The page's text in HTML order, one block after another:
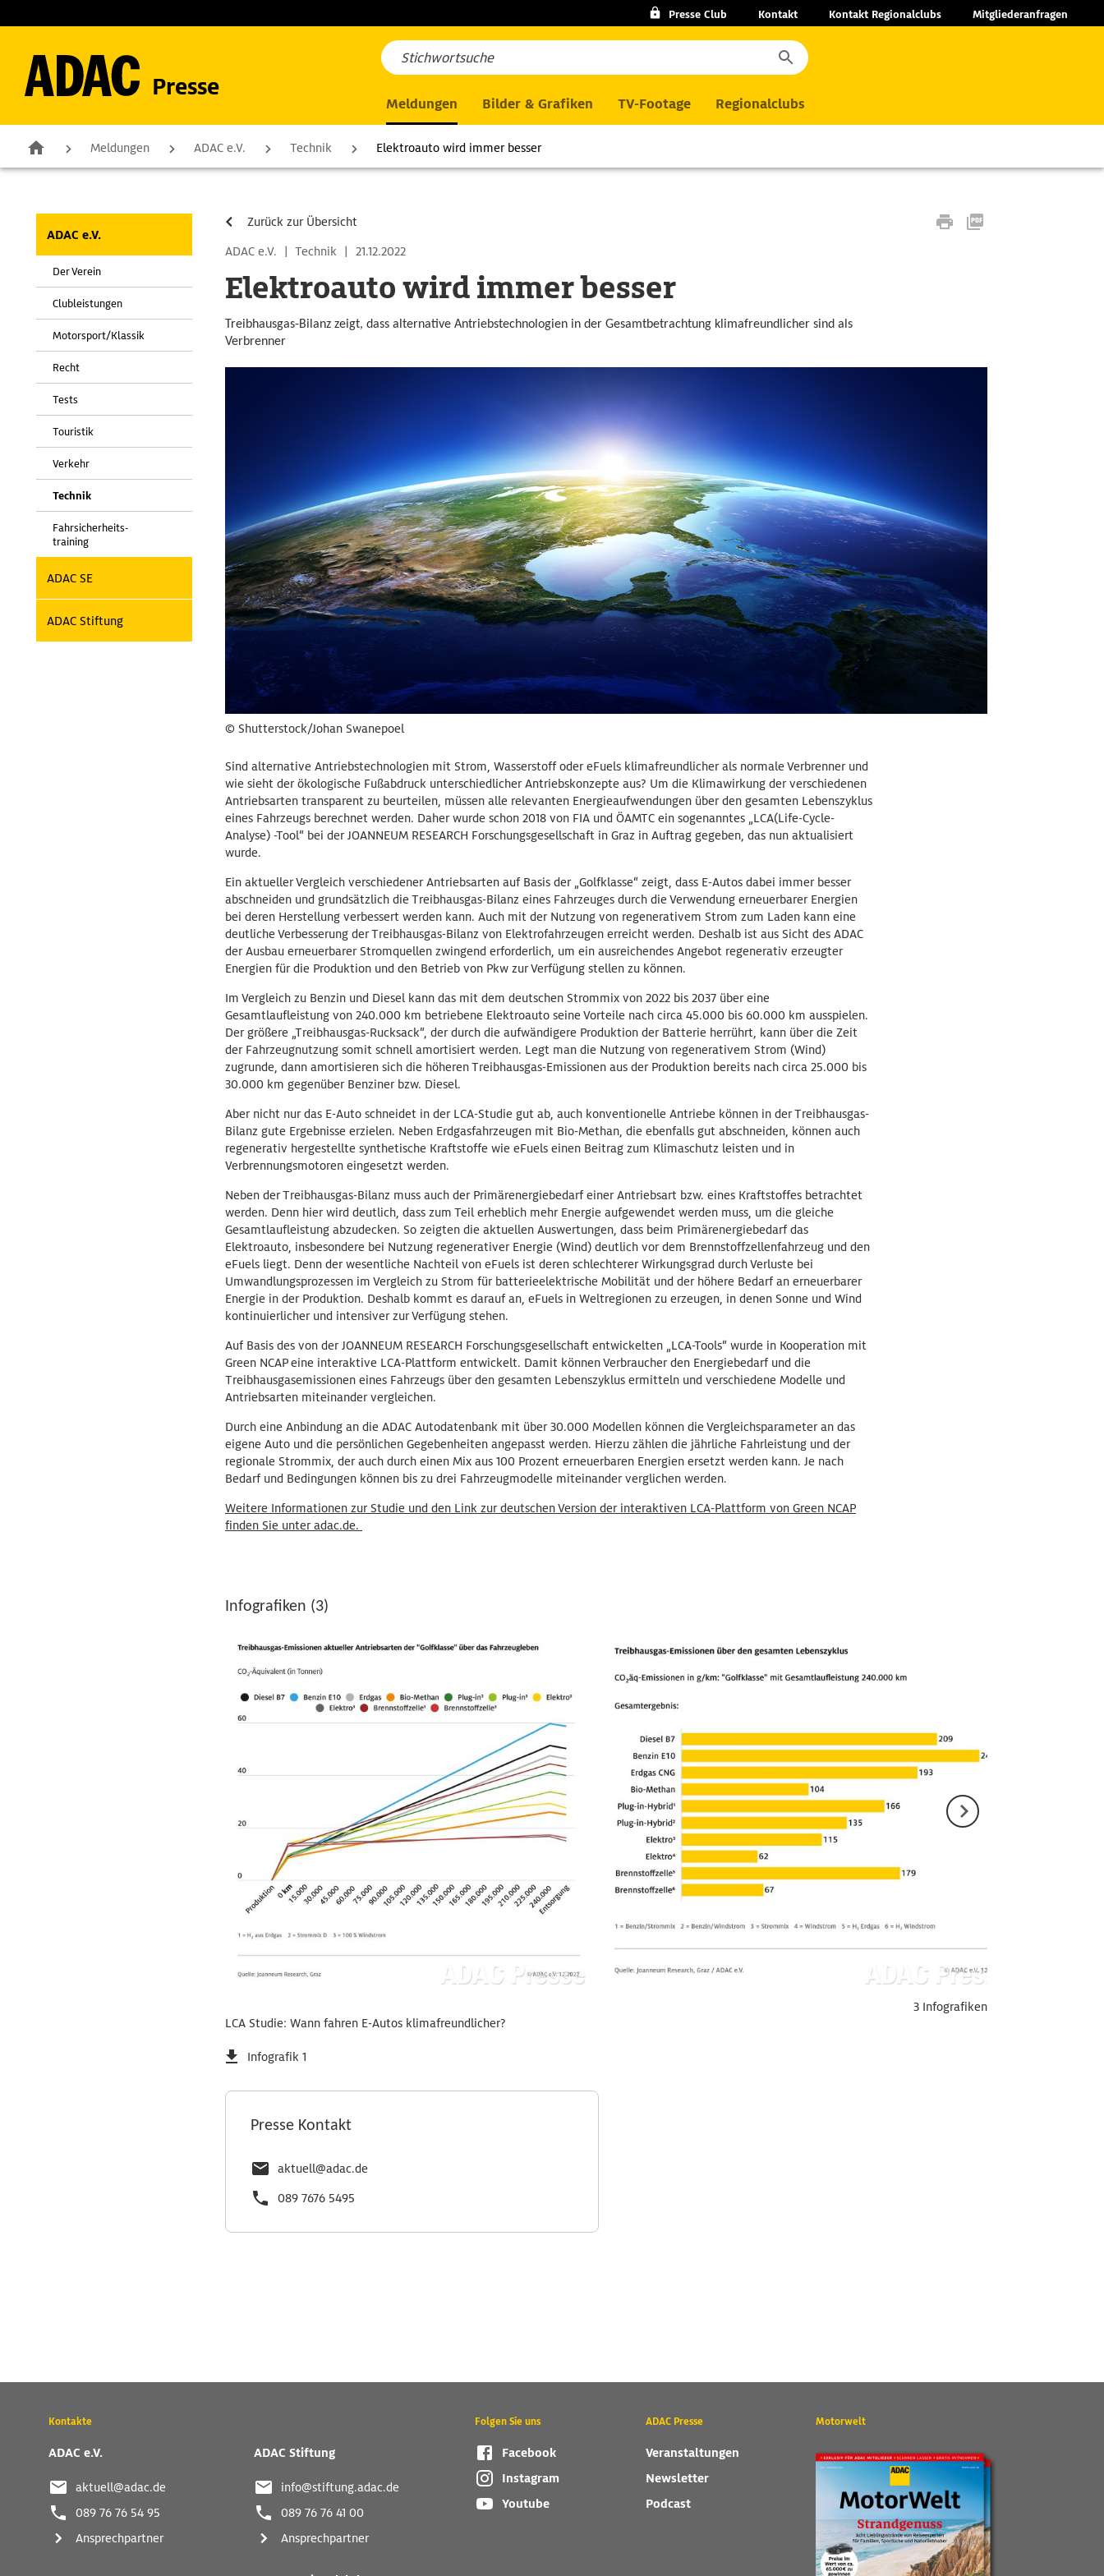
Presse Club Kontakt Kontakt Regionalclubs Mitgliederanfragen
Presse
Meldungen Bilder & Grafiken TV-Footage Regionalclubs
Meldungen ADAC e.V. Technik Elektroauto wird immer besser
ADAC e.V.
Der Verein
Clubleistungen
Motorsport/Klassik
Recht
Tests
Touristik
Verkehr
Technik
Fahrsicherheits-
training
ADAC SE
ADAC Stiftung
Zurück zur Übersicht
ADAC e.V.
| Technik | 21.12.2022
Elektroauto wird immer besser
Treibhausgas-Bilanz zeigt, dass alternative Antriebstechnologien in der Gesamtbetrachtung klimafreundlicher sind als
Verbrenner
© Shutterstock/Johan Swanepoel
Sind alternative Antriebstechnologien mit Strom, Wasserstoff oder eFuels klimafreundlicher als normale Verbrenner und
wie sieht der ökologische Fußabdruck unterschiedlicher Antriebskonzepte aus? Um die Klimawirkung der verschiedenen
Antriebsarten transparent zu beurteilen, müssen alle relevanten Energieaufwendungen über den gesamten Lebenszyklus
eines Fahrzeugs berechnet werden. Daher wurde schon 2018 von FIA und ÖAMTC ein sogenanntes „LCA(Life-Cycle-
Analyse) -Tool“ bei der JOANNEUM RESEARCH Forschungsgesellschaft in Graz in Auftrag gegeben, das nun aktualisiert
wurde.
Ein aktueller Vergleich verschiedener Antriebsarten auf Basis der „Golfklasse“ zeigt, dass E-Autos dabei immer besser
abschneiden und grundsätzlich die Treibhausgas-Bilanz eines Fahrzeuges durch die Verwendung erneuerbarer Energien
bei deren Herstellung verbessert werden kann. Auch mit der Nutzung von regenerativem Strom zum Laden kann eine
deutliche Verbesserung der Treibhausgas-Bilanz von Elektrofahrzeugen erreicht werden. Deshalb ist aus Sicht des ADAC
der Ausbau erneuerbarer Stromquellen zwingend erforderlich, um ein ausreichendes Angebot regenerativ erzeugter
Energien für die Produktion und den Betrieb von Pkw zur Verfügung stellen zu können.
Im Vergleich zu Benzin und Diesel kann das mit dem deutschen Strommix von 2022 bis 2037 über eine
Gesamtlaufleistung von 240.000 km betriebene Elektroauto seine Vorteile nach circa 45.000 bis 60.000 km ausspielen.
Der größere „Treibhausgas-Rucksack“, der durch die aufwändigere Produktion der Batterie herrührt, kann über die Zeit
der Fahrzeugnutzung somit schnell amortisiert werden. Legt man die Nutzung von regenerativem Strom (Wind)
zugrunde, dann amortisieren sich die höheren Treibhausgas-Emissionen aus der Produktion bereits nach circa 25.000 bis
30.000 km gegenüber Benziner bzw. Diesel.
Aber nicht nur das E-Auto schneidet in der LCA-Studie gut ab, auch konventionelle Antriebe können in der Treibhausgas-
Bilanz gute Ergebnisse erzielen. Neben Erdgasfahrzeugen mit Bio-Methan, die ebenfalls gut abschneiden, können auch
regenerativ hergestellte synthetische Kraftstoffe wie eFuels einen Beitrag zum Klimaschutz leisten und in
Verbrennungsmotoren eingesetzt werden.
Neben der Treibhausgas-Bilanz muss auch der Primärenergiebedarf einer Antriebsart bzw. eines Kraftstoffes betrachtet
werden. Denn hier wird deutlich, dass zum Teil erheblich mehr Energie aufgewendet werden muss, um die gleiche
Gesamtlaufleistung abzudecken. So zeigten die aktuellen Auswertungen, dass beim Primärenergiebedarf das
Elektroauto, insbesondere bei Nutzung regenerativer Energie (Wind) deutlich vor dem Brennstoffzellenfahrzeug und den
eFuels liegt. Denn der wesentliche Nachteil von eFuels ist deren schlechterer Wirkungsgrad durch Verluste bei
Umwandlungsprozessen im Vergleich zu Strom für batterieelektrische Mobilität und der höhere Bedarf an erneuerbarer
Energie in der Produktion. Deshalb kommt es darauf an, eFuels in Weltregionen zu erzeugen, in denen Sonne und Wind
kontinuierlicher und intensiver zur Verfügung stehen.
Auf Basis des von der JOANNEUM RESEARCH Forschungsgesellschaft entwickelten „LCA-Tools“ wurde in Kooperation mit
Green NCAP eine interaktive LCA-Plattform entwickelt. Damit können Verbraucher den Energiebedarf und die
Treibhausgasemissionen eines Fahrzeugs über den gesamten Lebenszyklus ermitteln und verschiedene Modelle und
Antriebsarten miteinander vergleichen.
Durch eine Anbindung an die ADAC Autodatenbank mit über 30.000 Modellen können die Vergleichsparameter an das
eigene Auto und die persönlichen Gegebenheiten angepasst werden. Hierzu zählen die jährliche Fahrleistung und der
regionale Strommix, der auch durch einen Mix aus 100 Prozent erneuerbaren Energien ersetzt werden kann. Je nach
Bedarf und Bedingungen können bis zu drei Fahrzeugmodelle miteinander verglichen werden.
Weitere Informationen zur Studie und den Link zur deutschen Version der interaktiven LCA-Plattform von Green NCAP
finden Sie unter adac.de.
Infografiken (3)
LCA Studie: Wann fahren E-Autos klimafreundlicher?
Infografik 1
3 Infografiken
Presse Kontakt
aktuell@adac.de
089 7676 5495
Wichtige
und
Links
Kontakte
ADAC e.V.
aktuell@adac.de
089 76 76 54 95
Ansprechpartner
ADAC Stiftung
info@stiftung.adac.de
089 76 76 41 00
Ansprechpartner
Folgen Sie uns
Facebook
Instagram
Youtube
ADAC Presse
Veranstaltungen
Newsletter
Podcast
Motorwelt